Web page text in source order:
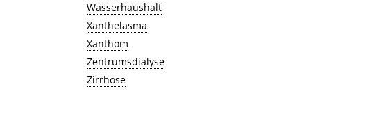
Wasserhaushalt
Xanthelasma
Xanthom
Zentrumsdialyse
Zirrhose